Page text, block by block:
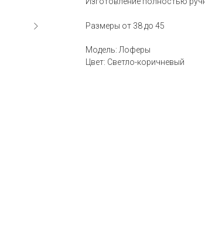
Размеры от 38 до 45
Модель: Лоферы
Цвет: Светло-коричневый